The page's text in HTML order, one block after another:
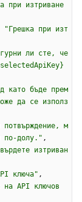
при изтриване
"Грешка при изт
ли сте, че
като бъде прем
да се използ
потвърждение, м
по-долу." ,
изтриван
ключа" ,
на API ключов